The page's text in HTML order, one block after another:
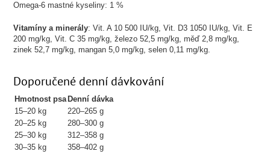
Omega-6 mastné kyseliny: 1 %
Vitamíny a minerály: Vit. A 10 500 IU/kg, Vit. D3 1050 IU/kg, Vit. E
200 mg/kg, Vit. C 35 mg/kg, železo 52,5 mg/kg, měď 2,8 mg/kg,
zinek 52,7 mg/kg, mangan 5,0 mg/kg, selen 0,11 mg/kg.
Doporučené denní dávkování
Hmotnost psa Denní dávka
15–20 kg
220–265 g
20–25 kg
280–300 g
25–30 kg
312–358 g
30–35 kg
358–402 g